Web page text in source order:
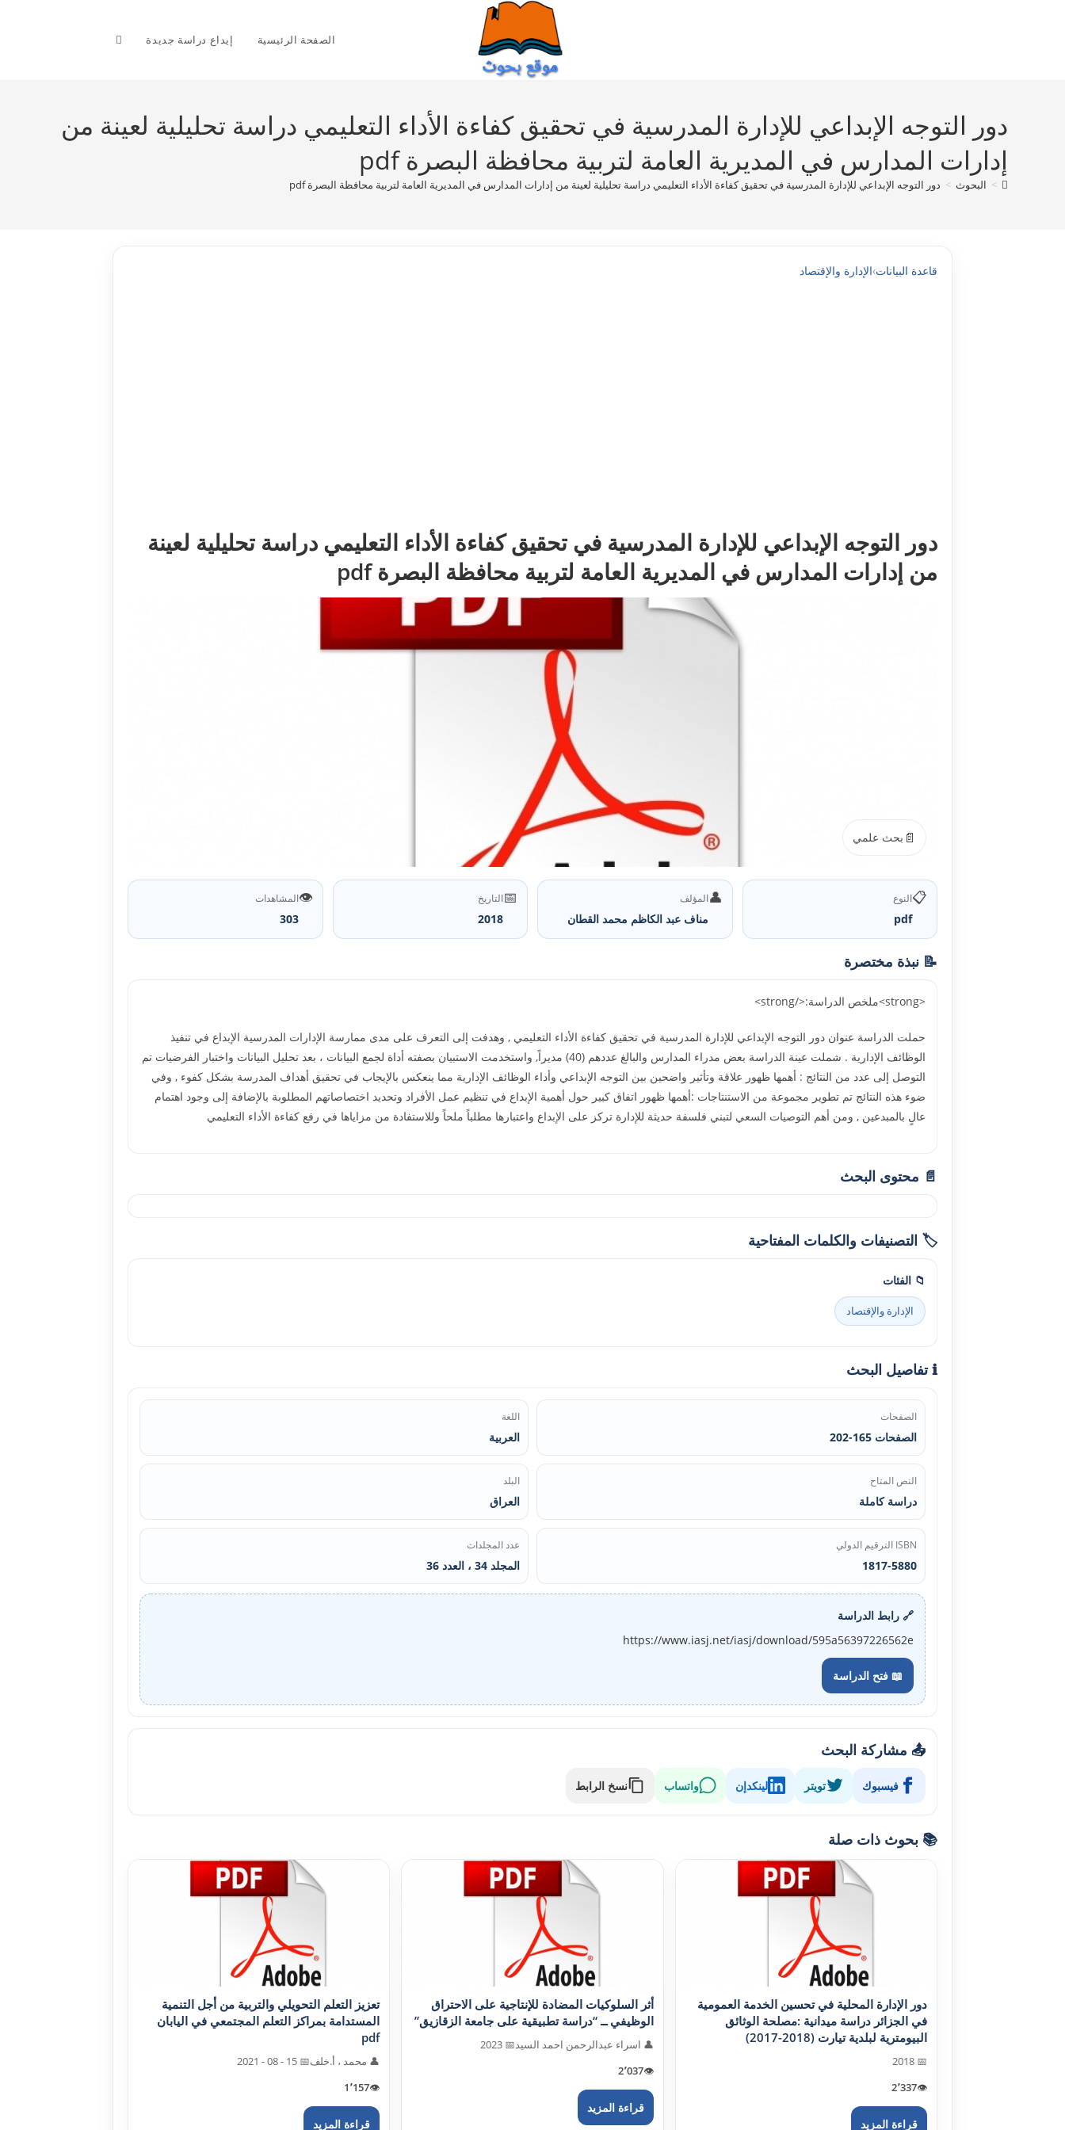
الصفحة الرئيسية إيداع دراسة جديدة Toggle
دور التوجه الإبداعي للإدارة المدرسية في تحقيق كفاءة الأداء التعليمي دراسة تحليلية لعينة من
إدارات المدارس في المديرية العامة لتربية محافظة البصرة pdf
> البحوث > دور التوجه الإبداعي للإدارة المدرسية في تحقيق كفاءة الأداء التعليمي دراسة تحليلية لعينة من إدارات المدارس في المديرية العامة لتربية محافظة البصرة pdf
قاعدة البيانات›الإدارة والإقتصاد
دور التوجه الإبداعي للإدارة المدرسية في تحقيق كفاءة الأداء التعليمي دراسة تحليلية لعينة
من إدارات المدارس في المديرية العامة لتربية محافظة البصرة pdf
📄 بحث علمي
📋النوع
pdf
👤المؤلف
مناف عبد الكاظم محمد القطان
📅التاريخ
2018
👁️المشاهدات
303
📝 نبذة مختصرة
<strong>ملخص الدراسة:</strong>
حملت الدراسة عنوان دور التوجه الإبداعي للإدارة المدرسية في تحقيق كفاءة الأداء التعليمي , وهدفت إلى التعرف على مدى ممارسة الإدارات المدرسية الإبداع في تنفيذ
الوظائف الإدارية . شملت عينة الدراسة بعض مدراء المدارس والبالغ عددهم (40) مديراً, واستخدمت الاستبيان بصفته أداة لجمع البيانات ، بعد تحليل البيانات واختبار الفرضيات تم
التوصل إلى عدد من النتائج : أهمها ظهور علاقة وتأثير واضحين بين التوجه الإبداعي وأداء الوظائف الإدارية مما ينعكس بالإيجاب في تحقيق أهداف المدرسة بشكل كفوء , وفي
ضوء هذه النتائج تم تطوير مجموعة من الاستنتاجات :أهمها ظهور اتفاق كبير حول أهمية الإبداع في تنظيم عمل الأفراد وتحديد اختصاصاتهم المطلوبة بالإضافة إلى وجود اهتمام
عالٍ بالمبدعين , ومن أهم التوصيات السعي لتبني فلسفة حديثة للإدارة تركز على الإبداع واعتبارها مطلباً ملحاً وللاستفادة من مزاياها في رفع كفاءة الأداء التعليمي
📄 محتوى البحث
🏷️ التصنيفات والكلمات المفتاحية
📁 الفئات
الإدارة والإقتصاد
ℹ️ تفاصيل البحث
الصفحات
الصفحات 165-202
اللغة
العربية
النص المتاح
دراسة كاملة
البلد
العراق
ISBN الترقيم الدولي
1817-5880
عدد المجلدات
المجلد 34 ، العدد 36
🔗 رابط الدراسة
https://www.iasj.net/iasj/download/595a56397226562e
📖 فتح الدراسة
📤 مشاركة البحث
فيسبوك تويتر لينكدإن واتساب نسخ الرابط
📚 بحوث ذات صلة
دور الإدارة المحلية في تحسين الخدمة العمومية
في الجزائر دراسة ميدانية :مصلحة الوثائق
البيومترية لبلدية تيارت (2018-2017)
📅 2018
👁️2٬337
قراءة المزيد
أثر السلوکيات المضادة للإنتاجية على الاحتراق
الوظيفي ــ “دراسة تطبيقية على جامعة الزقازيق”
👤 اسراء عبدالرحمن احمد السيد📅 2023
👁️2٬037
قراءة المزيد
تعزيز التعلم التحويلي والتربية من أجل التنمية
المستدامة بمراکز التعلم المجتمعي في اليابان
pdf
👤 محمد ، أ.خلف📅 15 - 08 - 2021
👁️1٬157
قراءة المزيد